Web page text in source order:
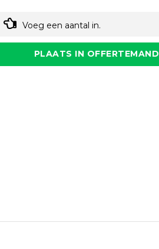
Voeg een aantal in.
PLAATS IN OFFERTEMAND